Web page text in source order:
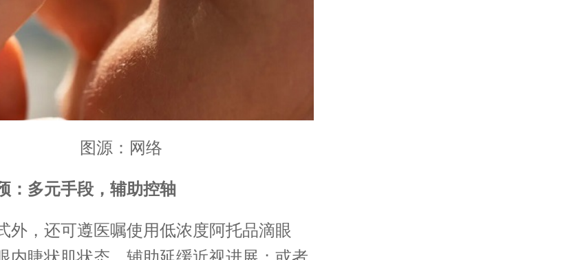
图源：网络
多元手段，辅助控轴
，还可遵医嘱使用低浓度阿托品滴眼